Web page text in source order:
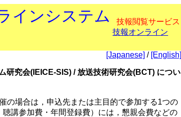
インシステム
技報閲覧サービス
技報オンライン
[Japanese] / [English]
研究会(IEICE-SIS) / 放送技術研究会(BCT) につい
の場合は，申込先または主目的で参加する1つの
講参加費・年間登録費）には，懇親会費などの